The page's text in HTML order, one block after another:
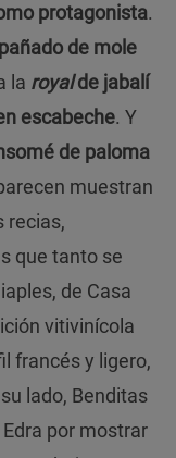
protagonista.
de mole
la royalde jabalí
escabeche. Y
de paloma
muestran
recias,
que tanto se
de Casa
vitivinícola
francés y ligero,
lado, Benditas
por mostrar